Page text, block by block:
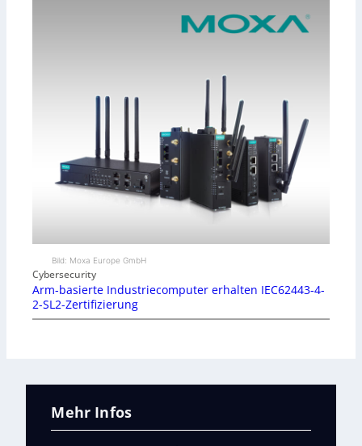
Bild: Moxa Europe GmbH
Cybersecurity
Arm-basierte Industriecomputer erhalten IEC62443-4-
2-SL2-Zertifizierung
Mehr Infos